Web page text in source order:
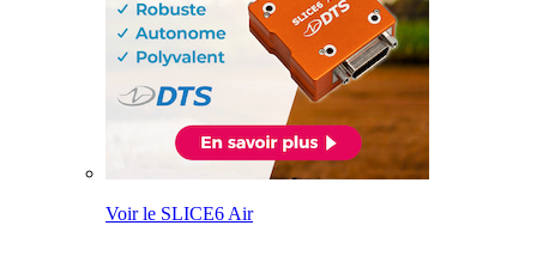
Voir le SLICE6 Air